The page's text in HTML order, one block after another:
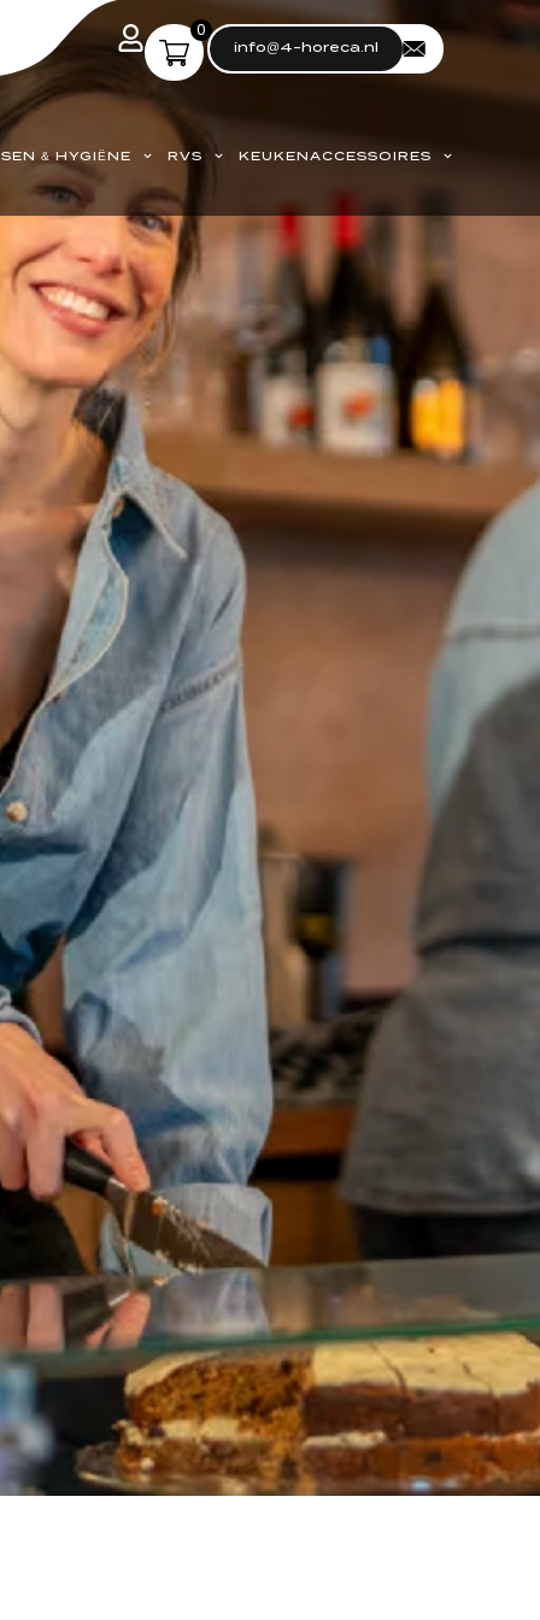
0
info@4-horeca.nl
& HYGIËNE RVS KEUKENACCESSOIRES